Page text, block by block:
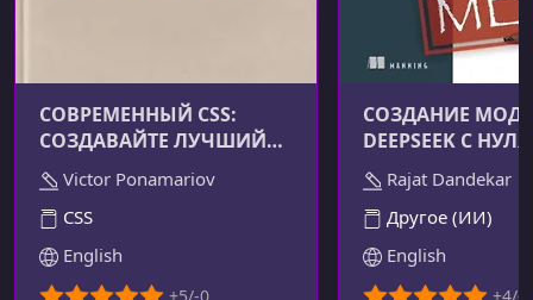
СОВРЕМЕННЫЙ CSS:
СОЗДАВАЙТЕ ЛУЧШИЙ
ПОЛЬЗОВАТЕЛЬСКИЙ
ОПЫТ
Victor Ponamariov
CSS
English
СОЗДАНИЕ
DEEPSEEK С НУЛЯ
Rajat Dandekar
Другое (ИИ)
English